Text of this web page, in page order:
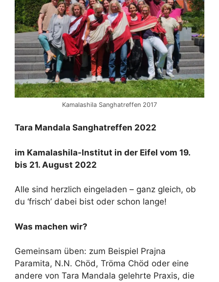
Kamalashila Sanghatreffen 2017
Tara Mandala Sanghatreffen 2022
im Kamalashila-Institut in der Eifel vom 19.
bis 21. August 2022
Alle sind herzlich eingeladen – ganz gleich, ob
du ‘frisch’ dabei bist oder schon lange!
Was machen wir?
Gemeinsam üben: zum Beispiel Prajna
Paramita, N.N. Chöd, Tröma Chöd oder eine
andere von Tara Mandala gelehrte Praxis, die